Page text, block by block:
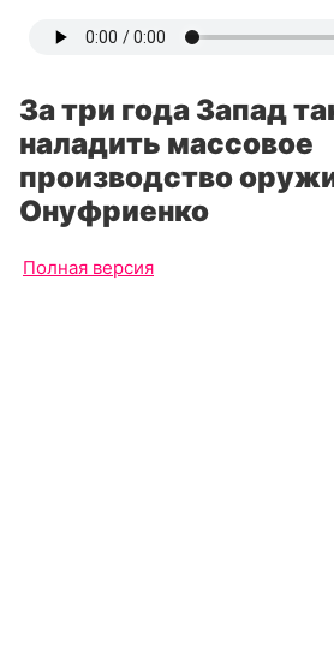
За три года Запад
наладить массовое
производство
Онуфриенко
Полная версия